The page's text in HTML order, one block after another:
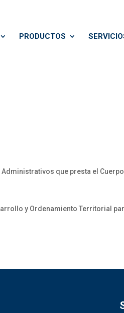
PRODUCTOS
que presta el
y Ordenamiento Territorial